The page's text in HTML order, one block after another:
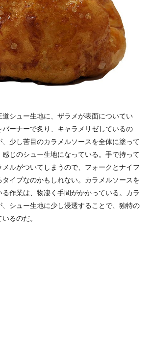
道シュー生地に、ザラメが表面についてい
バーナーで炙り、キャラメリゼしているの
少し苦目のカラメルソースを全体に塗って
感じのシュー生地になっている。手で持って
ルがついてしまうので、フォークとナイフ
タイプなのかもしれない。カラメルソースを
る作業は、物凄く手間がかかっている。カラ
、シュー生地に少し浸透することで、独特の
るのだ。